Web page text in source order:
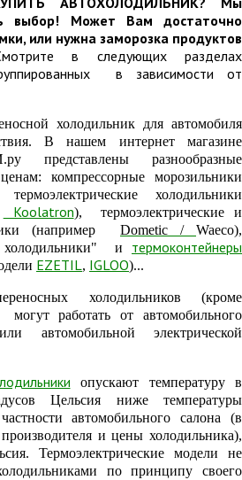
выбор! Может Вам достаточно
или нужна заморозка продуктов
в следующих разделах
в зависимости от
холодильник для автомобиля
В нашем интернет магазине
представлены разнообразные
компрессорные морозильники
холодильники
Koolatron), термоэлектрические и
(например Dometic / Waeco),
холодильники" и термоконтейнеры
EZETIL, IGLOO)...
холодильников (кроме
работать от автомобильного
автомобильной электрической
опускают температуру в
Цельсия ниже температуры
автомобильного салона (в
и цены холодильника),
Термоэлектрические модели не
по принципу своего